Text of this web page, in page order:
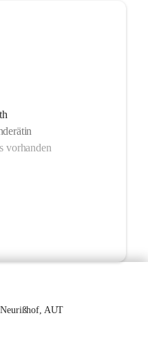
vorhanden
AUT